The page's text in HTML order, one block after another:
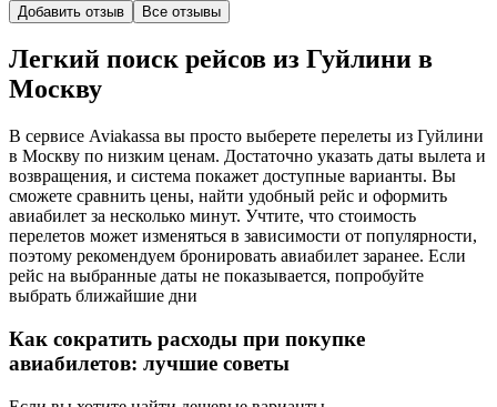
Добавить отзыв Все отзывы
Легкий поиск рейсов из Гуйлини в
Москву
В сервисе Aviakassa вы просто выберете перелеты из Гуйлини
в Москву по низким ценам. Достаточно указать даты вылета и
возвращения, и система покажет доступные варианты. Вы
сможете сравнить цены, найти удобный рейс и оформить
авиабилет за несколько минут. Учтите, что стоимость
перелетов может изменяться в зависимости от популярности,
поэтому рекомендуем бронировать авиабилет заранее. Если
рейс на выбранные даты не показывается, попробуйте
выбрать ближайшие дни
Как сократить расходы при покупке
авиабилетов: лучшие советы